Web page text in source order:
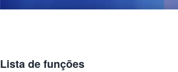
Lista de funções